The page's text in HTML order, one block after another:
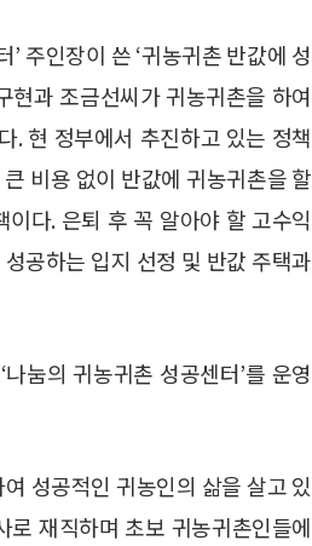
주인장이 쓴 ‘귀농귀촌 반값에 성
현과 조금선씨가 귀농귀촌을 하여
. 현 정부에서 추진하고 있는 정책
비용 없이 반값에 귀농귀촌을 할
다. 은퇴 후 꼭 알아야 할 고수익
공하는 입지 선정 및 반값 주택과
눔의 귀농귀촌 성공센터’를 운영
성공적인 귀농인의 삶을 살고 있
재직하며 초보 귀농귀촌인들에